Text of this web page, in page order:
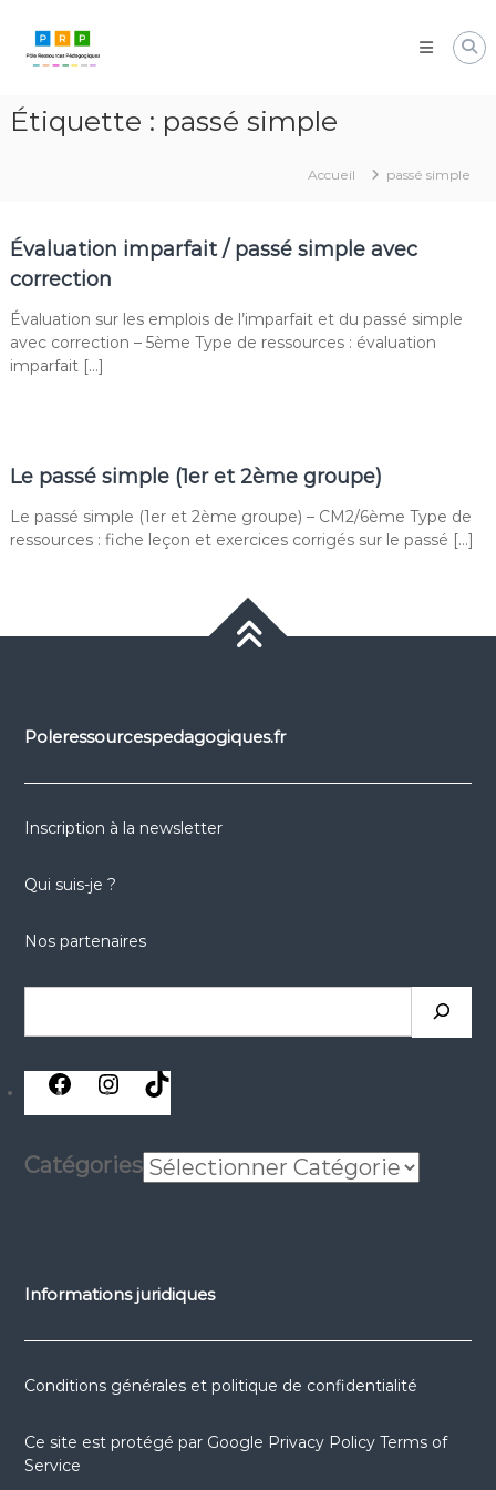
contenu
Pôle
Ressources
les
compétences
Étiquette : passé simple
Accueil passé simple
Évaluation imparfait / passé simple avec
correction
Évaluation sur les emplois de l’imparfait et du passé simple
avec correction – 5ème Type de ressources : évaluation
imparfait […]
Le passé simple (1er et 2ème groupe)
Le passé simple (1er et 2ème groupe) – CM2/6ème Type de
ressources : fiche leçon et exercices corrigés sur le passé […]
Poleressourcespedagogiques.fr
Inscription à la newsletter
Qui suis-je ?
Nos partenaires
réseaux réseaux
sociaux
réseaux
Catégories
Informations juridiques
Conditions générales et politique de confidentialité
Ce site est protégé par Google Privacy Policy Terms of
Service